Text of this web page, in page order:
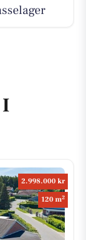
2.998.000 kr
120 m2